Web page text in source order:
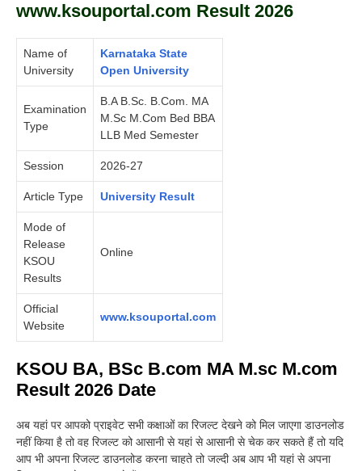
www.ksouportal.com Result 2026
Name of
University
Karnataka State
Open University
Examination
Type
B.A B.Sc. B.Com. MA
M.Sc M.Com Bed BBA
LLB Med Semester
Session 2026-27
Article Type University Result
Mode of
Release
KSOU
Results
Online
Official
Website
www.ksouportal.com
KSOU BA, BSc B.com MA M.sc M.com
Result 2026 Date
अब यहां पर आपको प्राइवेट सभी कक्षाओं का रिजल्ट देखने को मिल जाएगा डाउनलोड
नहीं किया है तो वह रिजल्ट को आसानी से यहां से आसानी से चेक कर सकते हैं तो यदि
आप भी अपना रिजल्ट डाउनलोड करना चाहते तो जल्दी अब आप भी यहां से अपना